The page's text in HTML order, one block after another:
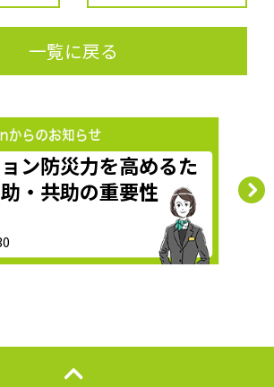
一覧に戻る
ン防災力を高めるた
・共助の重要性